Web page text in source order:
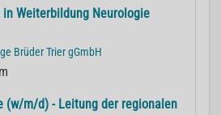
Weiterbildung Neurologie
Brüder Trier gGmbH
(w/m/d) - Leitung der regionalen